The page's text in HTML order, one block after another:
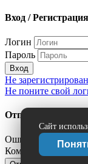
Сайт
Вход / Регистрация
Логин
Пароль
Вход
Не
Не поните свой
Отправить
Ошибка:
Комментарий